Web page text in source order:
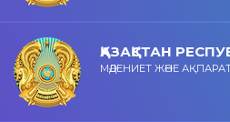
ҚАЗАҚСТАН
МӘДЕНИЕТ ЖӘНЕ